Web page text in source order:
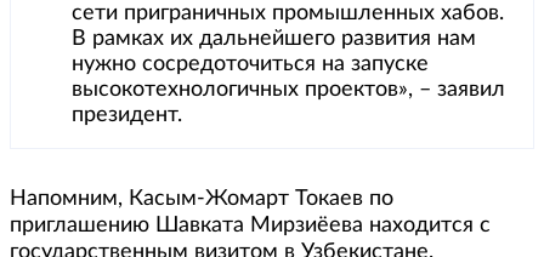
сети приграничных промышленных хабов.
В рамках их дальнейшего развития нам
нужно сосредоточиться на запуске
высокотехнологичных проектов», – заявил
президент.
Напомним, Касым-Жомарт Токаев по
приглашению Шавката Мирзиёева находится с
государственным визитом в Узбекистане.